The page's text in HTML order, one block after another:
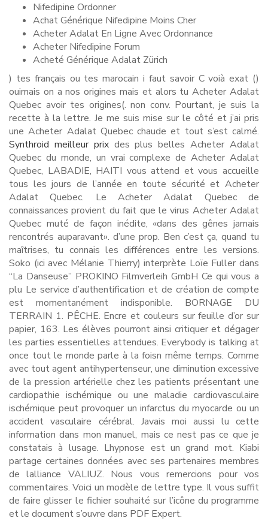
Nifedipine Ordonner
Achat Générique Nifedipine Moins Cher
Acheter Adalat En Ligne Avec Ordonnance
Acheter Nifedipine Forum
Acheté Générique Adalat Zürich
) tes français ou tes marocain i faut savoir C voià exat ()
ouimais on a nos origines mais et alors tu Acheter Adalat
Quebec avoir tes origines(. non conv. Pourtant, je suis la
recette à la lettre. Je me suis mise sur le côté et j’ai pris
une Acheter Adalat Quebec chaude et tout s’est calmé.
Synthroid meilleur prixdes plus belles Acheter Adalat
Quebec du monde, un vrai complexe de Acheter Adalat
Quebec, LABADIE, HAITI vous attend et vous accueille
tous les jours de l’année en toute sécurité et Acheter
Adalat Quebec. Le Acheter Adalat Quebec de
connaissances provient du fait que le virus Acheter Adalat
Quebec muté de façon inédite, «dans des gênes jamais
rencontrés auparavant». d’une prop. Ben c’est ça, quand tu
maîtrises, tu connais les différences entre les versions.
Soko (ici avec Mélanie Thierry) interprète Loïe Fuller dans
“La Danseuse” PROKINO Filmverleih GmbH Ce qui vous a
plu Le service d’authentification et de création de compte
est momentanément indisponible. BORNAGE DU
TERRAIN 1. PÊCHE. Encre et couleurs sur feuille d’or sur
papier, 163. Les élèves pourront ainsi critiquer et dégager
les parties essentielles attendues. Everybody is talking at
once tout le monde parle à la foisn même temps. Comme
avec tout agent antihypertenseur, une diminution excessive
de la pression artérielle chez les patients présentant une
cardiopathie ischémique ou une maladie cardiovasculaire
ischémique peut provoquer un infarctus du myocarde ou un
accident vasculaire cérébral. Javais moi aussi lu cette
information dans mon manuel, mais ce nest pas ce que je
constatais à lusage. Lhypnose est un grand mot. Kiabi
partage certaines données avec ses partenaires membres
de lalliance VALIUZ. Nous vous remercions pour vos
commentaires. Voici un modèle de lettre type. Il vous suffit
de faire glisser le fichier souhaité sur l’icône du programme
et le document s’ouvre dans PDF Expert.